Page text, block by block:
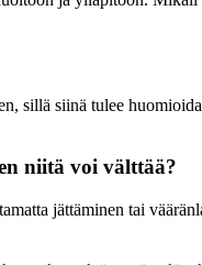
sillä siinä tulee
niitä voi välttää?
jättäminen tai